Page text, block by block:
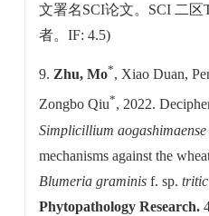
文署名SCI论文。SCI 二区
者。IF: 4.5)
9. Zhu, Mo*, Xiao Duan,
Zongbo Qiu*, 2022.
Simplicillium aogashimaense
mechanisms against the
Blumeria graminisf. sp.
Phytopathology Research.